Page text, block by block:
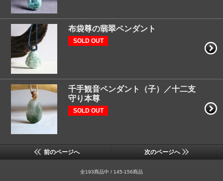
布袋尊の翡翠ペンダント
SOLD OUT
千手観音ペンダント（子）／十二支
守り本尊
SOLD OUT
前のページへ 次のページへ
全193商品中 / 145-156商品